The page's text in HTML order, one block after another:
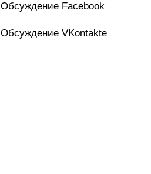
Обсуждение Facebook
Обсуждение VKontakte